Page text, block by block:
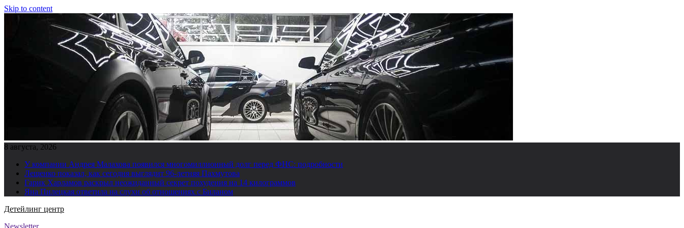
Skip to content
8 августа, 2026
У компании Андрея Малахова появился многомиллионный долг перед ФНС: подробности
Лещенко показал, как сегодня выглядит 96-летняя Пахмутова
Гарик Харламов раскрыл неожиданный секрет похудения на 14 килограммов
Яна Пилецкая ответила на слухи об отношениях с Биланом
Детейлинг центр
Newsletter